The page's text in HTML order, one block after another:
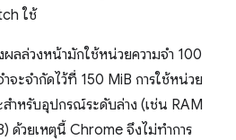
ใช้
ลล่วงหน้ามักใช้หน่วยความจำ 100
จะจำกัดไว้ที่ 150 MiB การใช้หน่วย
สำหรับอุปกรณ์ระดับล่าง (เช่น RAM
ด้วยเหตุนี้ Chrome จึงไม่ทำการ